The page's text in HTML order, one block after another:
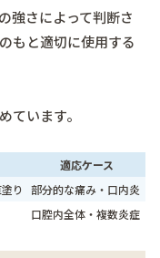
強さによって判断さ
もと適切に使用する
ています。
適応ケース
り 部分的な痛み・口内炎
口腔内全体・複数炎症